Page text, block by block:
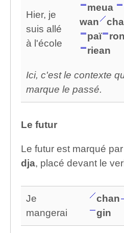
Hier, je
suis allé
à l'école
meua
wan
paï
riean
Ici, c'est le contexte
marque le passé.
Le futur
Le futur est marqué
dja, placé devant le
Je
mangerai
chan
gin